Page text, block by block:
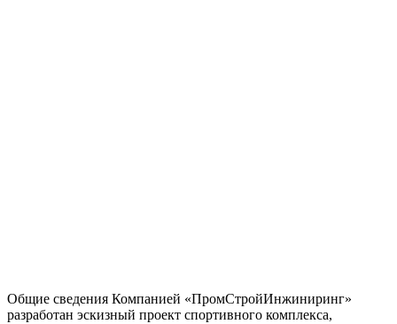
Общие сведения Компанией «ПромСтройИнжиниринг»
разработан эскизный проект спортивного комплекса,